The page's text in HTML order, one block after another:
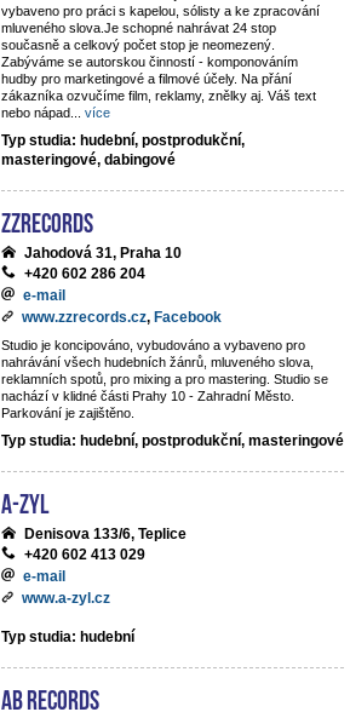
vybaveno pro práci s kapelou, sólisty a ke zpracování
mluveného slova.Je schopné nahrávat 24 stop
současně a celkový počet stop je neomezený.
Zabýváme se autorskou činností - komponováním
hudby pro marketingové a filmové účely. Na přání
zákazníka ozvučíme film, reklamy, znělky aj. Váš text
nebo nápad
více
Typ studia: hudební, postprodukční,
masteringové, dabingové
ZZrecords
Jahodová 31, Praha 10
+420 602 286 204
e-mail
www.zzrecords.cz, Facebook
Studio je koncipováno, vybudováno a vybaveno pro
nahrávání všech hudebních žánrů, mluveného slova,
reklamních spotů, pro mixing a pro mastering. Studio se
nachází v klidné části Prahy 10 - Zahradní Město.
Parkování je zajištěno.
Typ studia: hudební, postprodukční, masteringové
A-ZYL
Denisova 133/6, Teplice
+420 602 413 029
e-mail
www.a-zyl.cz
Typ studia: hudební
AB records